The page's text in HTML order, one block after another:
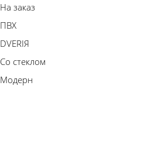
На заказ
ПВХ
DVERIЯ
Со стеклом
Модерн